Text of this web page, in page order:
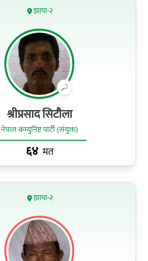
झापा-२
श्रीप्रसाद सिटौला
नेपाल कम्युनिष्ट पार्टी (संयुक्त)
६४ मत
झापा-२